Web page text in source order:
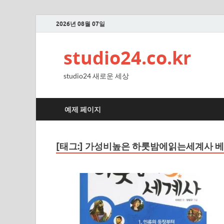
2026년 08월 07일
studio24.co.kr
studio24 새로운 세상
예제 페이지
[태그:] 가성비높은 하룻밤에읽는세계사